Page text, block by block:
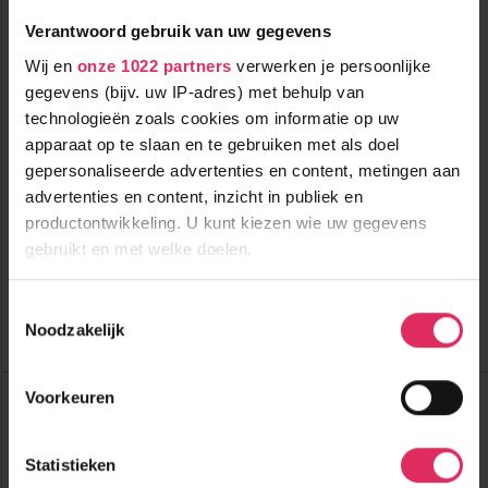
Verantwoord gebruik van uw gegevens
Wij en onze 1022 partners verwerken je persoonlijke
gegevens (bijv. uw IP-adres) met behulp van
technologieën zoals cookies om informatie op uw
apparaat op te slaan en te gebruiken met als doel
gepersonaliseerde advertenties en content, metingen aan
advertenties en content, inzicht in publiek en
productontwikkeling. U kunt kiezen wie uw gegevens
gebruikt en met welke doelen.
Informatie verzamelen over uw geografische
Uw apparaat identificeren door het actief te
scannen op specifieke eigenschappen (fingerprinting)
verwerkt en stel uw voorkeuren in het
detailgedeelte
in.
Noodzakelijk
Voorkeuren
Statistieken
Moderne appartementen bij de skilift voor max. 8 personen in
Dienten am Hochkönig!
412 p.p.
50m tot skilift
50m tot piste
logies
Top Dorpen: